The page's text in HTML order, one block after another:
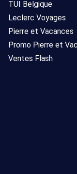
TUI Belgique
Leclerc Voyages
Pierre et Vacances
Promo Pierre et
Ventes Flash